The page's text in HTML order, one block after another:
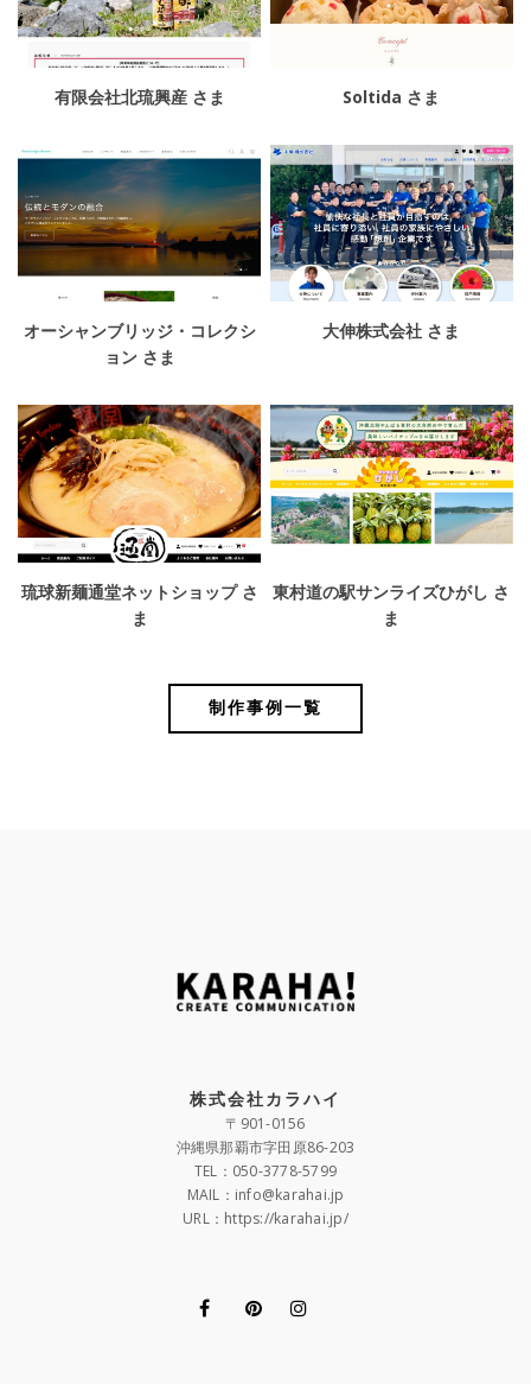
有限会社北琉興産 さま Soltida さま
オーシャンブリッジ・コレクシ
ョン さま
大伸株式会社 さま
琉球新麺通堂ネットショップ さ
ま
東村道の駅サンライズひがし さ
ま
制作事例一覧
株式会社カラハイ
〒901-0156
沖縄県那覇市字田原86-203
TEL：050-3778-5799
MAIL：info@karahai.jp
URL：https://karahai.jp/